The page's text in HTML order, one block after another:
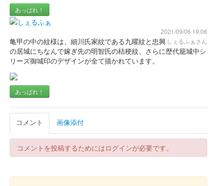
スターフライヤー×舞台『刀剣乱舞』デジタルスタンプラリーin
北九州の参加者で、小倉城天守閣（小倉城庭園）に入城するとも
らえる御城印。
小倉城 御城印 第参回大阪・お城フェス2024限定
配布終了
「第参回大阪・お城フェス2024」会場内JR西日本ブースにて
選するともらえる御城印。
小倉城 御城印 菊一文字版
あっぱれ！
2021/09/06 19:06
しぇるふぁさん
亀甲の中の紋様は、細川氏家紋である九曜紋と忠興
の居城にちなんで嫁ぎ先の明智氏の桔梗紋、さらに歴代籠城中シ
リーズ御城印のデザインが全て描かれています。
あっぱれ！
コメント 画像添付
コメントを投稿するためにはログインが必要です。